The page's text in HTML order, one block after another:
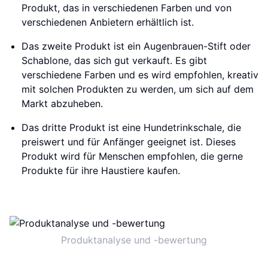
Produkt, das in verschiedenen Farben und von
verschiedenen Anbietern erhältlich ist.
Das zweite Produkt ist ein Augenbrauen-Stift oder
Schablone, das sich gut verkauft. Es gibt
verschiedene Farben und es wird empfohlen, kreativ
mit solchen Produkten zu werden, um sich auf dem
Markt abzuheben.
Das dritte Produkt ist eine Hundetrinkschale, die
preiswert und für Anfänger geeignet ist. Dieses
Produkt wird für Menschen empfohlen, die gerne
Produkte für ihre Haustiere kaufen.
Produktanalyse und -bewertung